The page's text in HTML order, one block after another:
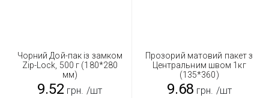
Чорний Дой-пак із замком
Zip-Lock, 500 г (180*280
мм)
9.52 грн. /шт
Прозорий матовий пакет з
Центральним швом 1кг
(135*360)
9.68 грн. /шт